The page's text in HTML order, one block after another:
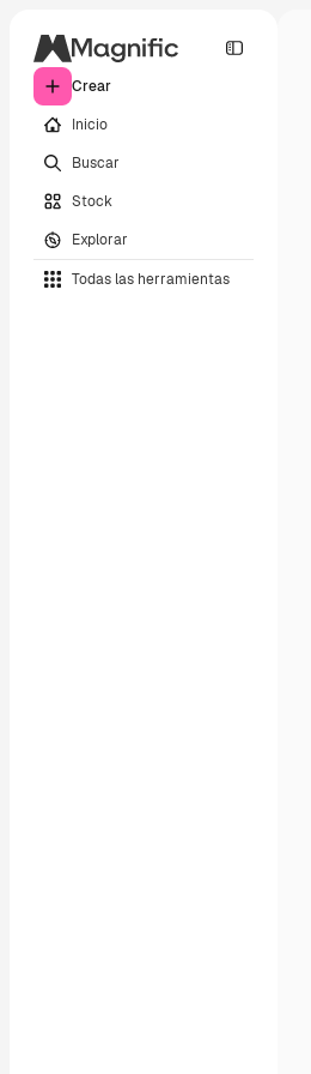
Crear
Inicio
Buscar
Stock
Explorar
Todas las herramientas